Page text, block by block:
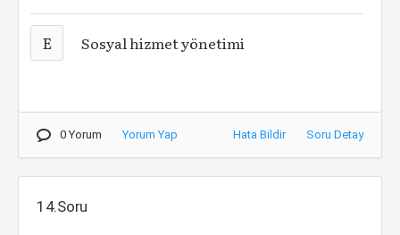
E Sosyal hizmet yönetimi
0 Yorum Yorum Yap Hata Bildir Soru Detay
14.Soru